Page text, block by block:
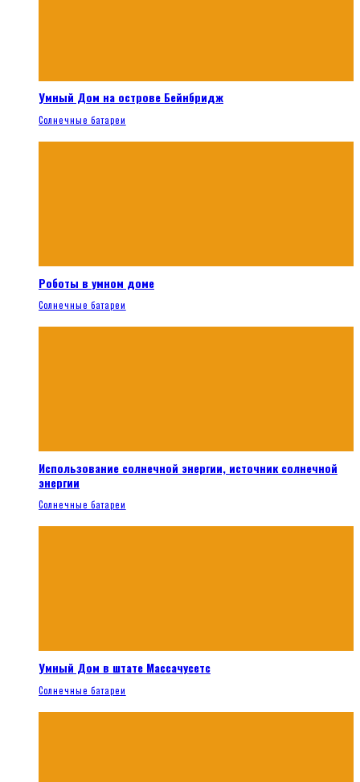
Умный Дом на острове Бейнбридж
Солнечные батареи
Роботы в умном доме
Солнечные батареи
Использование солнечной энергии, источник солнечной
энергии
Солнечные батареи
Умный Дом в штате Массачусетс
Солнечные батареи